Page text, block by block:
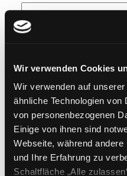
Wir verwenden Cookies
Wir verwenden auf
ähnliche Technologien von
von personenbezogenen
Einige von ihnen sind
Webseite, während
und Ihre Erfahrung zu
Schaltfläche „Alle
Weitere
Erwerbungen der
Jahr von